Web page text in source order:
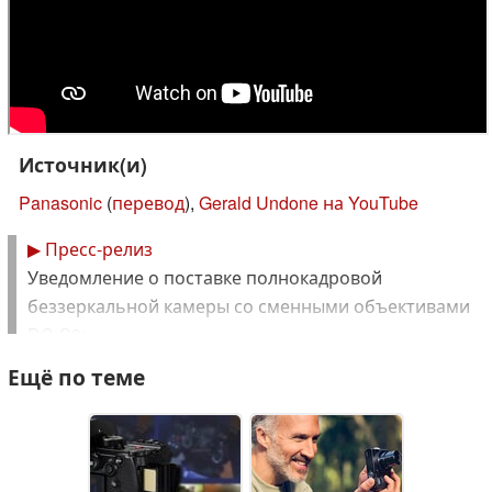
Источник(и)
Panasonic (перевод), Gerald Undone на YouTube
▶ Пресс-релиз
Уведомление о поставке полнокадровой
беззеркальной камеры со сменными объективами
Благодарим Вас за постоянное покровительство
продукции Panasonic.
Мы хотели бы искренне извиниться за большое
беспокойство и неудобства, вызванные
Ещё по теме